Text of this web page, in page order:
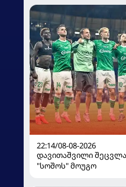
22:14/08-08-2026
დავითაშვილი
"სოშოს" მოუგო